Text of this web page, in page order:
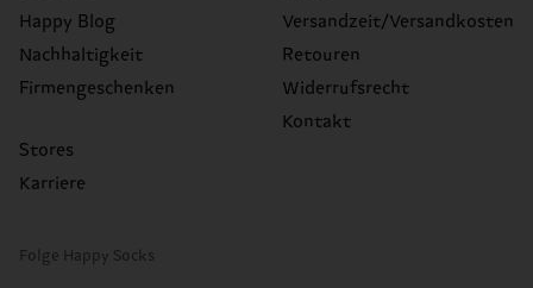
Happy Blog
Nachhaltigkeit
Firmengeschenken
Stores
Karriere
Versandzeit/Versandkosten
Retouren
Widerrufsrecht
Kontakt
Folge Happy Socks